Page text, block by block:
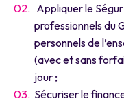
Appliquer le
professionnels du
personnels de
(avec et sans
jour ;
Sécuriser le